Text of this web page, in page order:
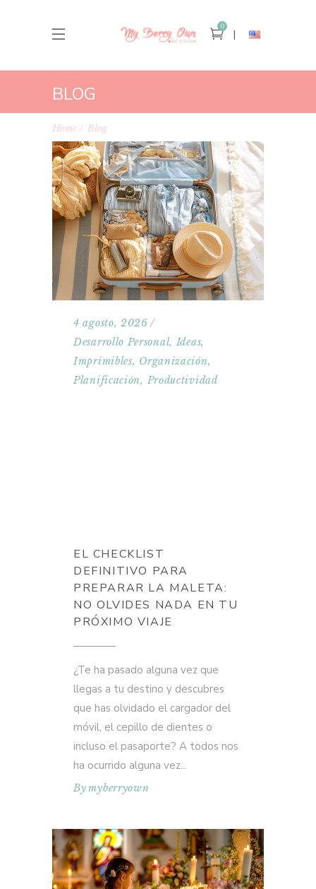
0
BLOG
Home Blog
4 agosto, 2026
Desarrollo Personal,Ideas,
Imprimibles, Organización,
Planificación, Productividad
EL CHECKLIST
DEFINITIVO PARA
PREPARAR LA MALETA:
NO OLVIDES NADA EN TU
PRÓXIMO VIAJE
¿Te ha pasado alguna vez que
llegas a tu destino y descubres
que has olvidado el cargador del
móvil, el cepillo de dientes o
incluso el pasaporte? A todos nos
ha ocurrido alguna vez
Bymyberryown